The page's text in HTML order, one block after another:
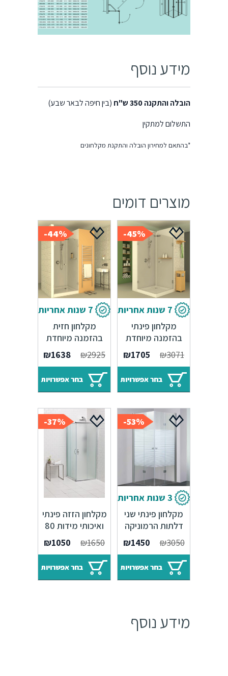
מידע נוסף
הובלה והתקנה 350 ש"ח
(בין חיפה לבאר שבע)
התשלום למתקין
*בהתאם למחירון הובלה והתקנת מקלחונים
מוצרים דומים
45%-
7 שנות אחריות
מקלחון פינתי
בהזמנה מיוחדת
קבוע ודלת
₪3071
₪1705
בחר אפשרויות
44%-
7 שנות אחריות
מקלחון חזית
בהזמנה מיוחדת
קבוע ודלת
₪2925
₪1638
בחר אפשרויות
53%-
3 שנות אחריות
מקלחון פינתי שני
דלתות הרמוניקה
מידות לבחירה
₪3050
₪1450
בחר אפשרויות
37%-
מקלחון הזזה פינתי
ואיכותי מידות 80
ו90 ס"מ₪1650
₪1050
בחר אפשרויות
מידע נוסף